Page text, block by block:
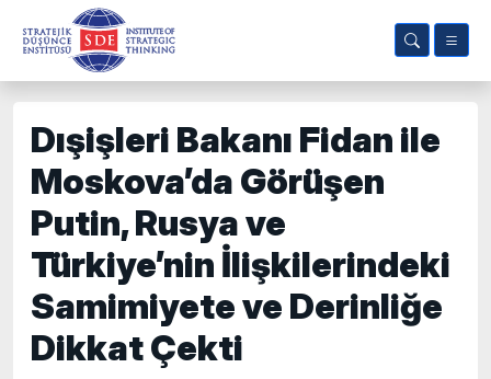
Dışişleri Bakanı Fidan ile
Moskova’da Görüşen
Putin, Rusya ve
Türkiye’nin İlişkilerindeki
Samimiyete ve Derinliğe
Dikkat Çekti